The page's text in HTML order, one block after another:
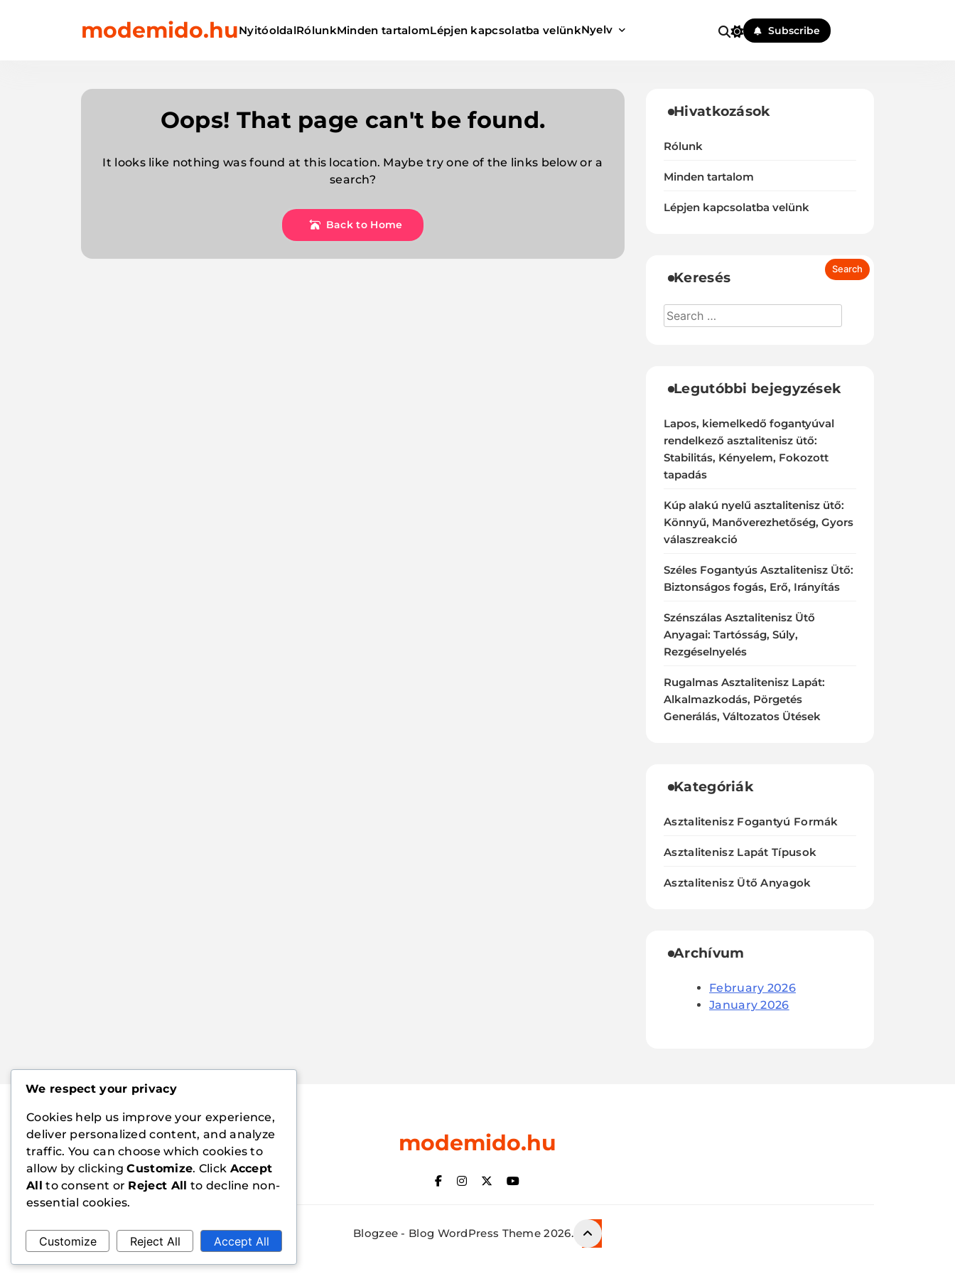
modemido.huNyitóoldalRólunkMinden tartalomLépjen kapcsolatba velünkNyelv Subscribe
Oops! That page can't be found.
It looks like nothing was found at this location. Maybe try one of the links below or a
search?
Back to Home
Hivatkozások
Rólunk
Minden tartalom
Lépjen kapcsolatba velünk
Keresés
Legutóbbi bejegyzések
Lapos, kiemelkedő fogantyúval
rendelkező asztalitenisz ütő:
Stabilitás, Kényelem, Fokozott
tapadás
Kúp alakú nyelű asztalitenisz ütő:
Könnyű, Manőverezhetőség, Gyors
válaszreakció
Széles Fogantyús Asztalitenisz Ütő:
Biztonságos fogás, Erő, Irányítás
Szénszálas Asztalitenisz Ütő
Anyagai: Tartósság, Súly,
Rezgéselnyelés
Rugalmas Asztalitenisz Lapát:
Alkalmazkodás, Pörgetés
Generálás, Változatos Ütések
Kategóriák
Asztalitenisz Fogantyú Formák
Asztalitenisz Lapát Típusok
Asztalitenisz Ütő Anyagok
Archívum
February 2026
January 2026
modemido.hu
Blogzee - Blog WordPress Theme 2026.
We respect your privacy
Cookies help us improve your experience,
deliver personalized content, and analyze
traffic. You can choose which cookies to
allow by clickingCustomize. Click Accept
All to consent or Reject All to decline non-
essential cookies.
Customize Reject All Accept All